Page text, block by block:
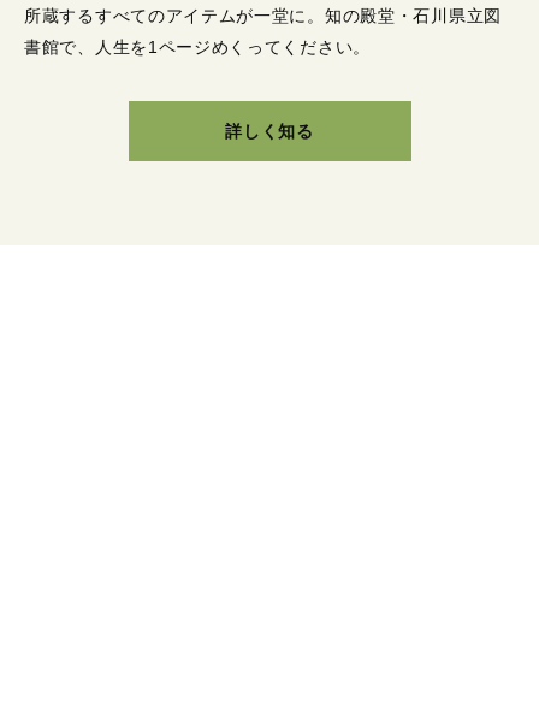
所蔵するすべてのアイテムが一堂に。 知の殿堂・石川県立図
書館で、人生を1ページめくってください。
詳しく知る